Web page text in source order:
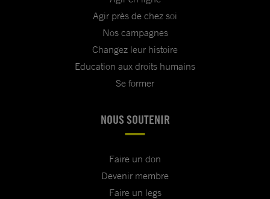
Agir près de chez soi
Nos campagnes
Changez leur histoire
Education aux droits humains
Se former
NOUS SOUTENIR
Faire un don
Devenir membre
Faire un legs